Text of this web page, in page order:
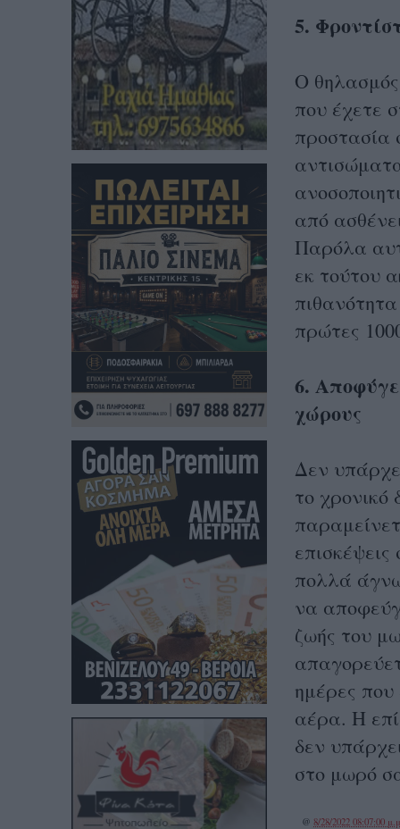
5.
Ο
που έχετε
προστασία
από
Παρόλα
εκ τούτου
πρώτες
6.
χώρους
Δεν
το χρονικό
πολλά
να
ζωής του
ημέρες
αέρα. Η
δεν
στο μωρό
@ 8/28/2022 08:07:00